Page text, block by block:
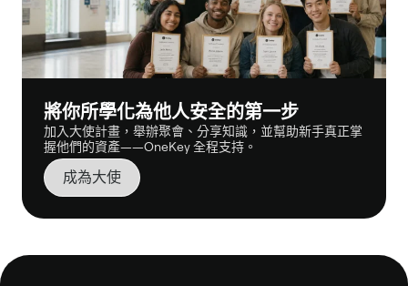
將你所學化為他人安全的第一步
加入大使計畫，舉辦聚會、分享知識，並幫助新手真正掌
握他們的資產——OneKey 全程支持。
成為大使
頁